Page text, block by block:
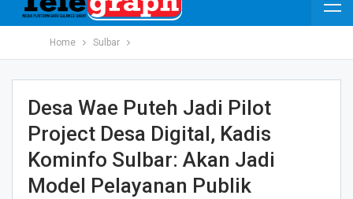
Home Sulbar
Desa Wae Puteh Jadi Pilot
Project Desa Digital, Kadis
Kominfo Sulbar: Akan Jadi
Model Pelayanan Publik